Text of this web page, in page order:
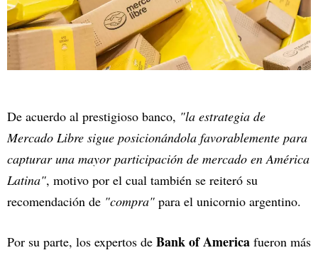
De acuerdo al prestigioso banco, "la estrategia de
Mercado Libre sigue posicionándola favorablemente para
capturar una mayor participación de mercado en América
Latina", motivo por el cual también se reiteró su
recomendación de "compra" para el unicornio argentino.
Por su parte, los expertos de Bank of America fueron más